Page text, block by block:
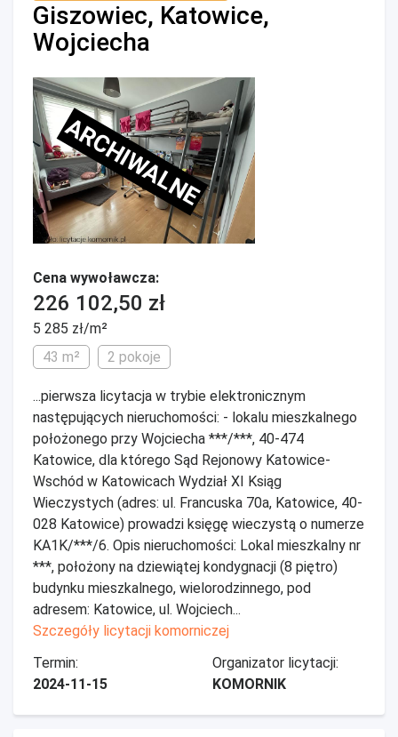
Giszowiec, Katowice,
Wojciecha
ARCHIWALNE
Cena wywoławcza:
226 102,50 zł
5 285 zł/m²
43 m²
2 pokoje
...pierwsza licytacja w trybie elektronicznym
następujących nieruchomości: - lokalu mieszkalnego
położonego przy Wojciecha ***/***, 40-474
Katowice, dla którego Sąd Rejonowy Katowice-
Wschód w Katowicach Wydział XI Ksiąg
Wieczystych (adres: ul. Francuska 70a, Katowice, 40-
028 Katowice) prowadzi księgę wieczystą o numerze
KA1K/***/6. Opis nieruchomości: Lokal mieszkalny nr
***, położony na dziewiątej kondygnacji (8 piętro)
budynku mieszkalnego, wielorodzinnego, pod
adresem: Katowice, ul. Wojciech...
Szczegóły licytacji komorniczej
Termin:
2024-11-15
Organizator licytacji:
KOMORNIK